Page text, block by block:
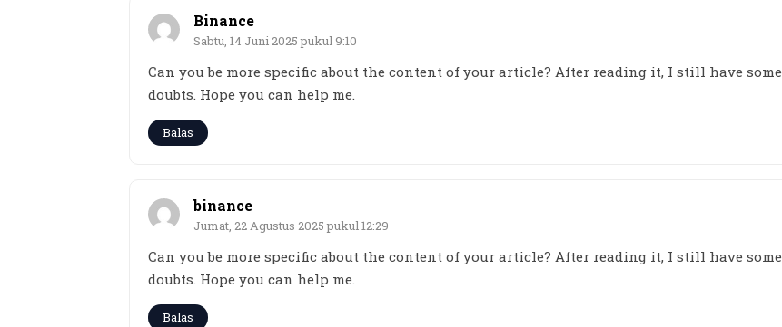
Binance
Sabtu, 14 Juni 2025 pukul 9:10
Can you be more specific about the content of your article? After reading it, I still have some
doubts. Hope you can help me.
Balas
binance
Jumat, 22 Agustus 2025 pukul 12:29
Can you be more specific about the content of your article? After reading it, I still have some
doubts. Hope you can help me.
Balas